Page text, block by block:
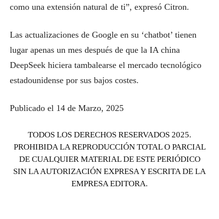
como una extensión natural de ti”, expresó Citron.
Las actualizaciones de Google en su ‘chatbot’ tienen
lugar apenas un mes después de que la IA china
DeepSeek hiciera tambalearse el mercado tecnológico
estadounidense por sus bajos costes.
Publicado el 14 de Marzo, 2025
TODOS LOS DERECHOS RESERVADOS 2025.
PROHIBIDA LA REPRODUCCIÓN TOTAL O PARCIAL
DE CUALQUIER MATERIAL DE ESTE PERIÓDICO
SIN LA AUTORIZACIÓN EXPRESA Y ESCRITA DE LA
EMPRESA EDITORA.